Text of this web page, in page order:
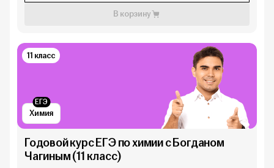
В корзину
Химия
ЕГЭ
11 класс
Годовой курс ЕГЭ по химии с Богданом
Чагиным (11 класс)